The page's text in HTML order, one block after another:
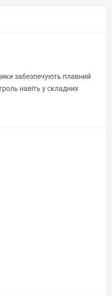
забезпечують плавний
навіть у складних